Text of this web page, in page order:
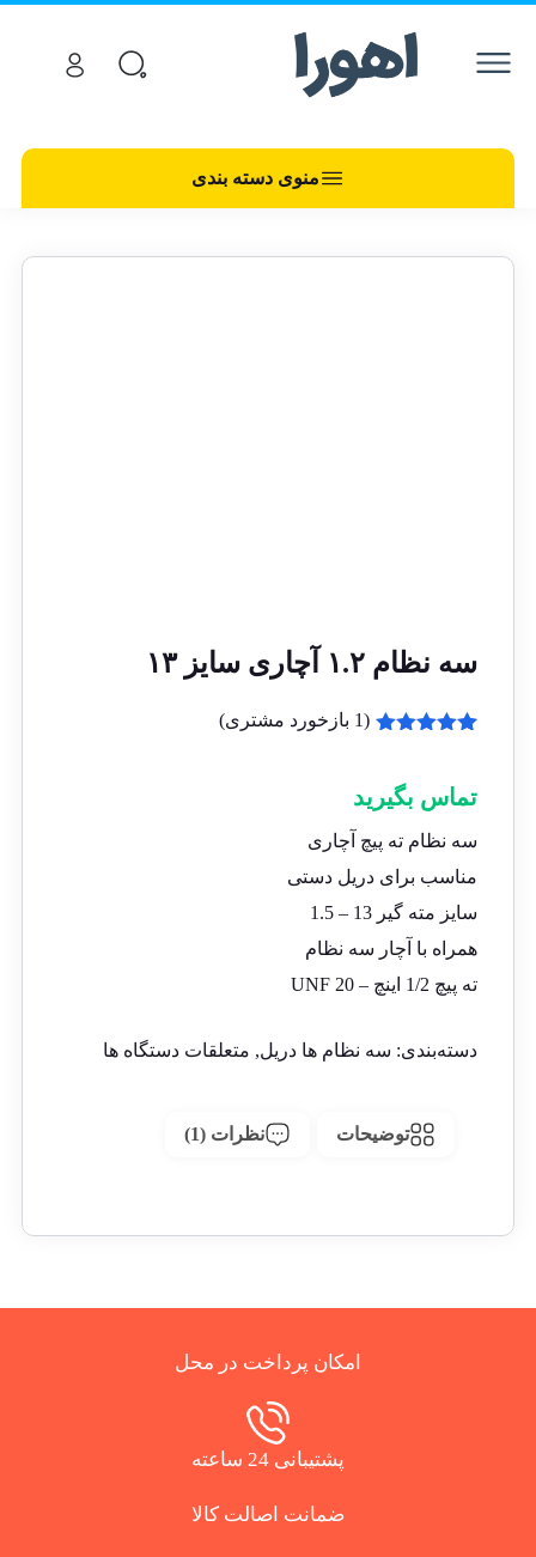
منوی دسته بندی
سه نظام ۱.۲ آچاری سایز ۱۳
امتیازدهی
(
1 بازخورد مشتری)
تماس بگیرید
سه نظام ته پیچ آچاری
مناسب برای دریل دستی
سایز مته گیر 13 – 1.5
همراه با آچار سه نظام
ته پیچ 1/2 اینچ – 20 UNF
دسته‌بندی: سه نظام ها دریل, متعلقات دستگاه ها
توضیحات نظرات (1)
امکان پرداخت در محل
پشتیبانی 24 ساعته
ضمانت اصالت کالا